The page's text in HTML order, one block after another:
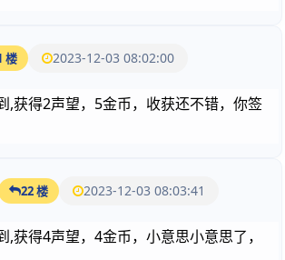
楼 2023-12-03 08:02:00
,获得2声望，5金币，收获还不错，你签
22 楼 2023-12-03 08:03:41
,获得4声望，4金币，小意思小意思了，